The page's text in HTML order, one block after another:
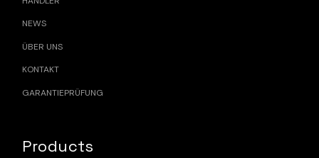
NEWS
ÜBER UNS
KONTAKT
GARANTIEPRÜFUNG
Products